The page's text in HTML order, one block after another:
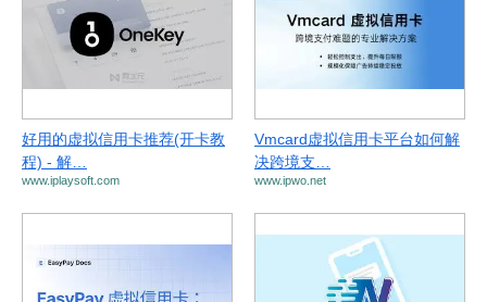
好用的虚拟信用卡推荐(开卡教
程) - 解…
www.iplaysoft.com
Vmcard虚拟信用卡平台如何解
决跨境支…
www.ipwo.net